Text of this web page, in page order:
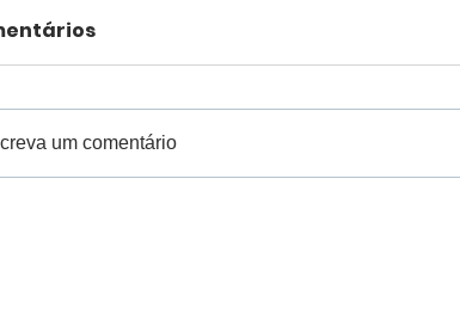
um comentário